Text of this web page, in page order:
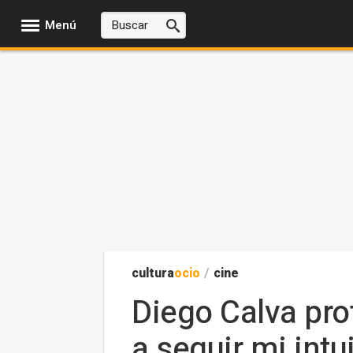
Menú
culturaocio / cine
Diego Calva